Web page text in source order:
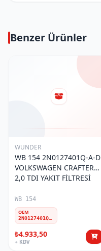
Benzer Ürünler
WUNDER
WB 154 2N0127401Q-A-D
VOLKSWAGEN CRAFTER
2,0 TDI YAKIT FİLTRESİ
WB 154
OEM
2N0127401Q-A-D
₺4.933,50
+ KDV